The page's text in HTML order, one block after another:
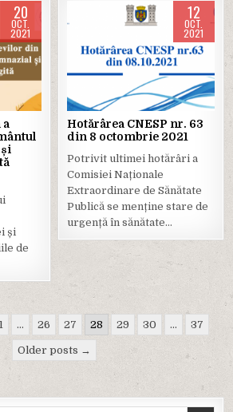
20
OCT.
2021
a
și
de
12
OCT.
2021
Posted
Hotărârea CNESP nr. 63
din 8 octombrie 2021
Potrivit ultimei hotărâri a
Comisiei Naționale
Extraordinare de Sănătate
Publică se menține stare de
urgență în sănătate…
1 … 26 27 28 29 30 … 37
Older posts →